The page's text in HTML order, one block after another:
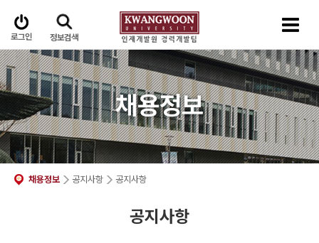
로그인 정보검색
채용정보
채용정보 공지사항 공지사항
공지사항